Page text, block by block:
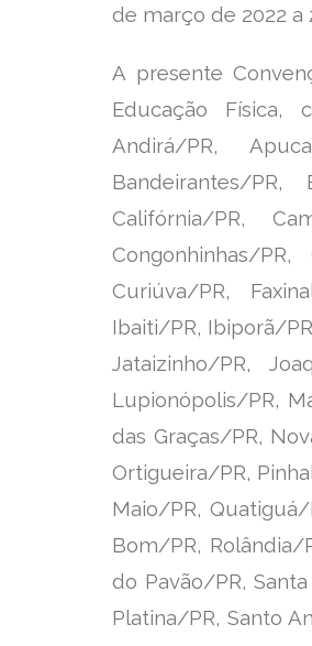
de março de 2022
A presente
Educação Física,
Andirá/PR,
Bandeirantes/
Califórnia/PR,
Congonhinhas/
Curiúva/PR,
Ibaiti/PR, Ibiporã/
Jataizinho/PR,
Lupionópolis/PR,
das Graças/PR,
Ortigueira/PR,
Maio/PR,
Bom/PR, Rolândia/
do Pavão/PR,
Platina/PR, Santo